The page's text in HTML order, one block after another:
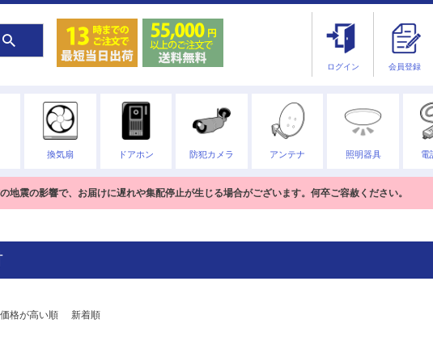
ログイン 会員登録
換気扇 ドアホン 防犯カメラ アンテナ 照明器具 電
地震の影響で、お届けに遅れや集配停止が生じる場合がございます。何卒ご容赦ください。
価格が高い順 新着順